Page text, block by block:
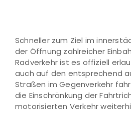
Schneller zum Ziel im
der Öffnung zahlreicher
Radverkehr ist es offiziell
auch auf den entsprechend
Straßen im Gegenverkehr
die Einschränkung der
motorisierten Verkehr